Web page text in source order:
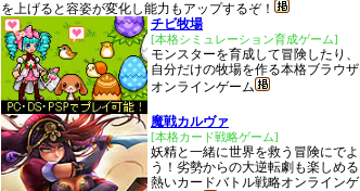
を上げると容姿が変化し能力もアップするぞ！
チビ牧場
[本格シミュレーション育成ゲーム]
モンスターを育成して冒険したり、
自分だけの牧場を作る本格ブラウザ
オンラインゲーム
魔戦カルヴァ
[本格カード戦略ゲーム]
妖精と一緒に世界を救う冒険にでよ
う！劣勢からの大逆転劇も楽しめる
熱いカードバトル戦略オンラインゲ